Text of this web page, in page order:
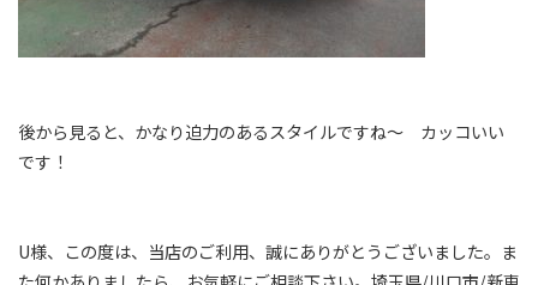
後から見ると、かなり迫力のあるスタイルですね～ カッコいい
です！
U様、この度は、当店のご利用、誠にありがとうございました。ま